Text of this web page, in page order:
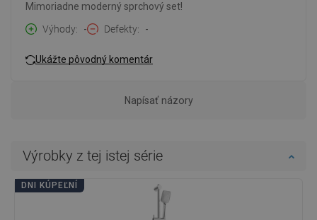
Mimoriadne moderný sprchový set!
Výhody
- Defekty -
Ukážte pôvodný komentár
Napísať názory
Výrobky z tej istej série
DNI KÚPEĽNÍ